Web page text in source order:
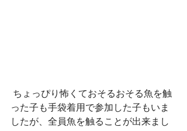
った子も手袋着用で参加した子もいま
したが、全員魚を触ることが出来まし